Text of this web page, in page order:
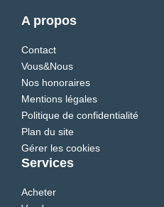
A propos
Contact
Vous&Nous
Nos honoraires
Mentions légales
Politique de confidentialité
Plan du site
Gérer les cookies
Services
Acheter